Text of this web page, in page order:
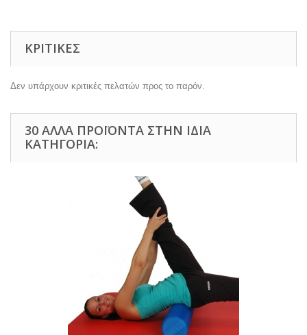
ΚΡΙΤΙΚΈΣ
Δεν υπάρχουν κριτικές πελατών προς το παρόν.
30 ΆΛΛΑ ΠΡΟΪΌΝΤΑ ΣΤΗΝ ΊΔΙΑ
ΚΑΤΗΓΟΡΊΑ: